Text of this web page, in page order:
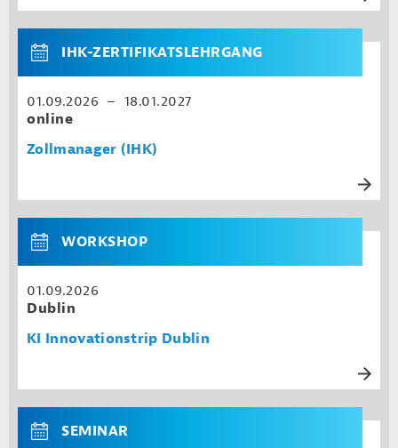
IHK-ZERTIFIKATSLEHRGANG
01.09.2026 – 18.01.2027
online
Zollmanager (IHK)
WORKSHOP
01.09.2026
Dublin
KI Innovationstrip Dublin
SEMINAR